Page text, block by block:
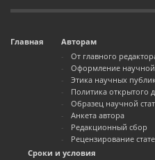
Главная
Авторам
От главного
Оформление научной
Этика научных
Политика открытого
Образец научной
Анкета автора
Редакционный сбор
Рецензирование
Сроки и условия